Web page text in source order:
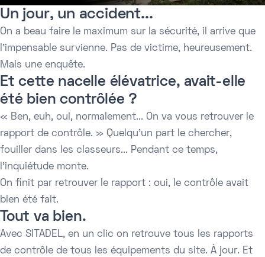
Un jour, un accident...
On a beau faire le maximum sur la sécurité, il arrive que
l'impensable survienne. Pas de victime, heureusement.
Mais une enquête.
Et cette nacelle élévatrice, avait-elle
été bien contrôlée ?
« Ben, euh, oui, normalement... On va vous retrouver le
rapport de contrôle. » Quelqu'un part le chercher,
fouiller dans les classeurs... Pendant ce temps,
l'inquiétude monte.
On finit par retrouver le rapport : oui, le contrôle avait
bien été fait.
Tout va bien.
Avec SITADEL, en un clic on retrouve tous les rapports
de contrôle de tous les équipements du site. À jour. Et